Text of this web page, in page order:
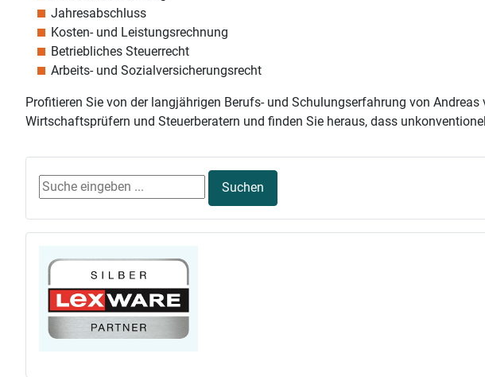
Jahresabschluss
Kosten- und Leistungsrechnung
Betriebliches Steuerrecht
Arbeits- und Sozialversicherungsrecht
Profitieren Sie von der langjährigen Berufs- und Schulungserfahrung von
Wirtschaftsprüfern und Steuerberatern und finden Sie heraus, dass
Suchen ...
Suchen